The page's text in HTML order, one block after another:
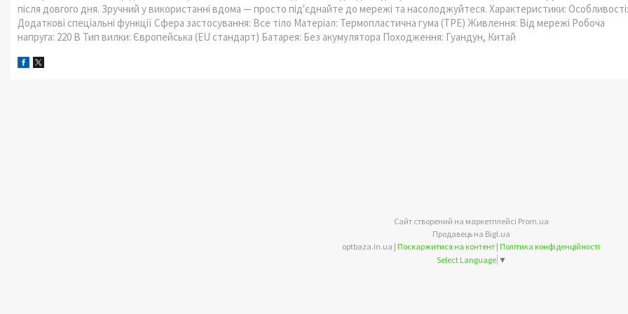
після довгого дня. Зручний у використанні вдома — просто під'єднайте до мережі та насолоджуйтеся. Характеристики: Особливості:
Додаткові спеціальні функції Сфера застосування: Все тіло Матеріал: Термопластична гума (TPE) Живлення: Від мережі Робоча
напруга: 220 В Тип вилки: Європейська (EU стандарт) Батарея: Без акумулятора Походження: Гуандун, Китай
Сайт створений на маркетплейсі Prom.ua
Продавець на Bigl.ua
optbaza.in.ua | Поскаржитися на контент | Політика конфіденційності
Select Language ▼